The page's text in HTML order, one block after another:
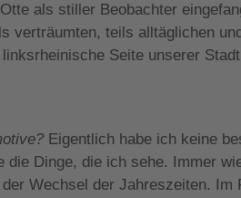
als stiller Beobachter
verträumten, teils alltäglichen
Seite unserer
Eigentlich habe ich keine
die Dinge, die ich sehe. Immer
Wechsel der Jahreszeiten.